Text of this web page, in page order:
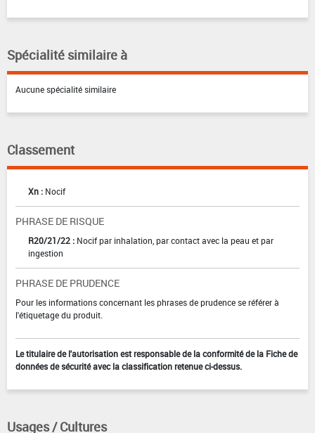
Spécialité similaire à
Aucune spécialité similaire
Classement
Xn : Nocif
PHRASE DE RISQUE
R20/21/22 : Nocif par inhalation, par contact avec la peau et par
ingestion
PHRASE DE PRUDENCE
Pour les informations concernant les phrases de prudence se référer à
l'étiquetage du produit.
Le titulaire de l'autorisation est responsable de la conformité de la Fiche de
données de sécurité avec la classification retenue ci-dessus.
Usages / Cultures